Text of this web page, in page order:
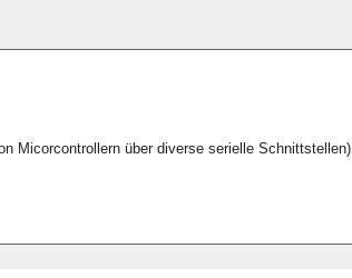
Micorcontrollern über diverse serielle Schnittstellen)